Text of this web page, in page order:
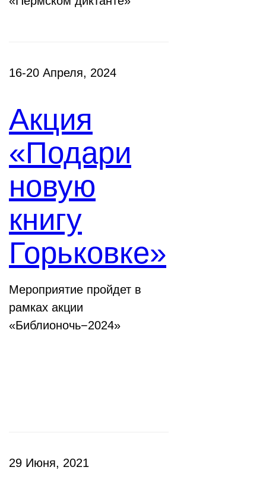
16-20 Апреля, 2024
Акция
«Подари
новую
книгу
Горьковке»
Мероприятие пройдет в
рамках акции
«Библионочь−2024»
29 Июня, 2021